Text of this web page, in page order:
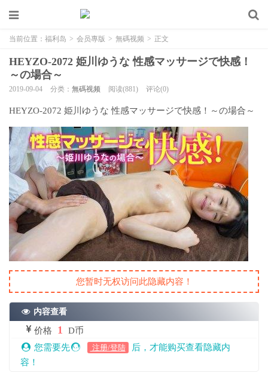
当前位置： 福利岛 > 会员專版 > 無碼视频 > 正文
HEYZO-2072 姫川ゆうな 性感マッサージで快感！
～の場合～
2019-09-04 分类： 無碼视频 阅读(881) 评论(0)
HEYZO-2072 姫川ゆうな 性感マッサージで快感！～の場合～
您暂时无权访问此隐藏内容！
内容查看
价格 1
D币
您需要先
注册/登陆
后，才能购买查看隐藏内
容！